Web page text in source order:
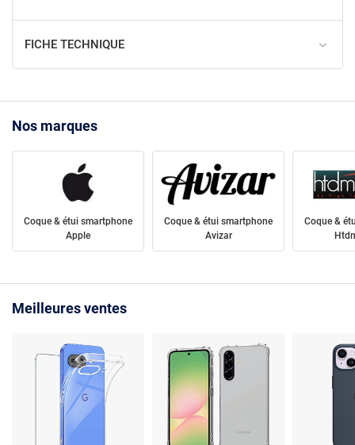
FICHE TECHNIQUE
Nos marques
Coque & étui smartphone
Apple
Coque & étui smartphone
Avizar
Coque &
Meilleures ventes